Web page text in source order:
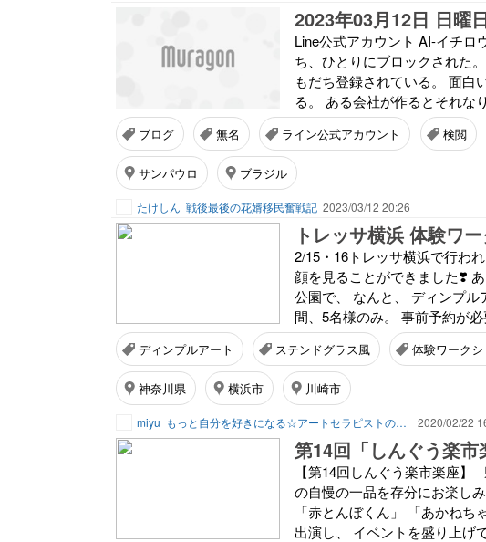
2023年03月12日 日曜
Line公式アカウント AI-イチロ
ち、ひとりにブロックされた
もだち登録されている。 面白
る。 ある会社が作るとそれな
ブログ 無名 ライン公式アカウント 検閲
サンパウロ ブラジル
たけしん 戦後最後の花婿移民奮戦記 2023/03/12 20:26
トレッサ横浜 体験ワ
2/15・16トレッサ横浜で行わ
顔を見ることができました❣️
公園で、 なんと、 ディンプ
間、5名様のみ。 事前予約が
ディンプルアート ステンドグラス風 体験ワーク
神奈川県 横浜市 川崎市
miyu もっと自分を好きになる☆アートセラピストの体験教室「でぃんぷる湘南」 2020/02/22
第14回「しんぐう楽
【第14回しんぐう楽市楽座
の自慢の一品を存分にお楽し
「赤とんぼくん」 「あかね
出演し、 イベントを盛り上げ